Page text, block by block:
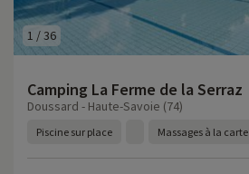
1 /36
Camping La Ferme de la Serraz
Doussard - Haute-Savoie (74)
Piscine sur place Massages à la carte